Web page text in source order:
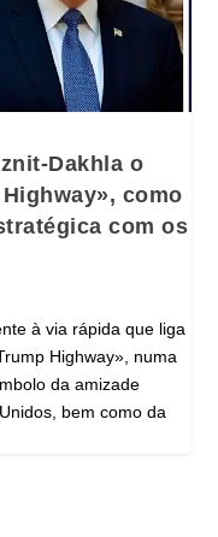
Dakhla o
como
com os
à via rápida que liga
Highway», numa
da amizade
bem como da